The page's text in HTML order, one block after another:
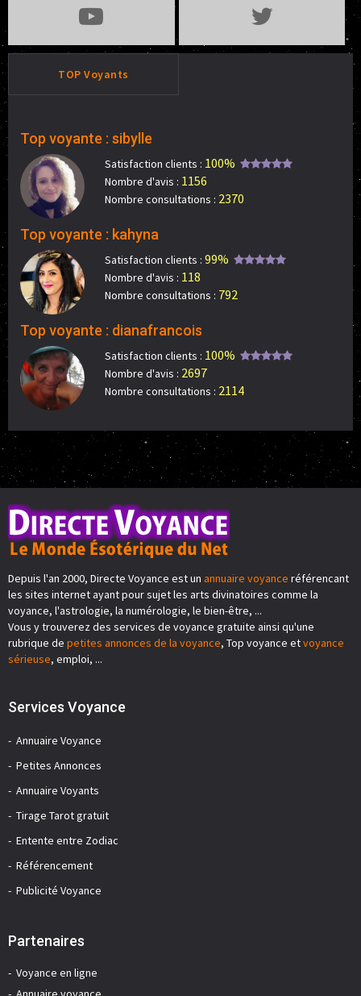
TOP Voyants
Top voyante : sibylle
Satisfaction clients : 100%
Nombre d'avis : 1156
Nombre consultations : 2370
Top voyante : kahyna
Satisfaction clients : 99%
Nombre d'avis : 118
Nombre consultations : 792
Top voyante : dianafrancois
Satisfaction clients : 100%
Nombre d'avis : 2697
Nombre consultations : 2114
Depuis l'an 2000, Directe Voyance est un annuaire voyance référencant
les sites internet ayant pour sujet les arts divinatoires comme la
voyance, l'astrologie, la numérologie, le bien-être, ...
Vous y trouverez des services de voyance gratuite ainsi qu'une
rubrique de petites annonces de la voyance, Top voyance etvoyance
sérieuse, emploi, ...
Services Voyance
Annuaire Voyance
Petites Annonces
Annuaire Voyants
Tirage Tarot gratuit
Entente entre Zodiac
Référencement
Publicité Voyance
Partenaires
Voyance en ligne